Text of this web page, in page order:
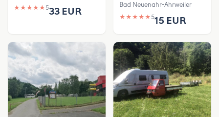
★ ★ ★ ★ ★533 EUR
Bad Neuenahr-Ahrweiler
★ ★ ★ ★ ★515 EUR